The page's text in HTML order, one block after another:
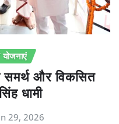
और विकसित
धामी
29, 2026